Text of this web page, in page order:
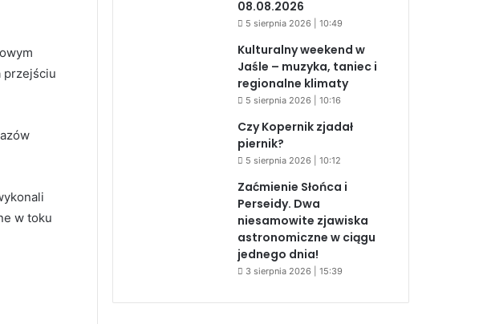
przejściu
w toku
08.08.2026
5 sierpnia 2026 | 10:49
Kulturalny weekend w
Jaśle – muzyka, taniec i
regionalne klimaty
5 sierpnia 2026 | 10:16
Czy Kopernik zjadał
piernik?
5 sierpnia 2026 | 10:12
Zaćmienie Słońca i
Perseidy. Dwa
niesamowite zjawiska
astronomiczne w ciągu
jednego dnia!
3 sierpnia 2026 | 15:39